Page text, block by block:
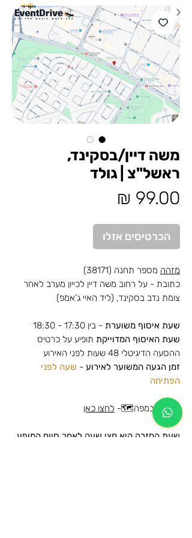
משה דיין/בסקינד,
ראשל"צ | גולד
הכרטיסים אזלו
מזהה מספר תחנה (38171)
כתובת - על רחוב משה דיין לכייון מערב לאחר
צומת נדב בסקינד, (ליד האיי ג'אמפ)
שעת איסוף משוערת - בין 17:30 - 18:30
שעת האיסוף המדוייקת תופיע על כרטיס
ההסעה הדיגיטלי 48 שעות לפני האירוע
זמן הגעה המשוער לאירוע - שעה לפני
הפתיחה
לצפייה במפה🗺️- לחצו כאן
שעת החזרה היא חצי שעה לאחר סיום המופע